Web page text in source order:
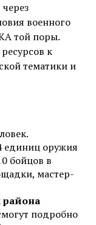
военного
той поры.
к
тематики и
единиц оружия
бойцов в
мастер-
подробно